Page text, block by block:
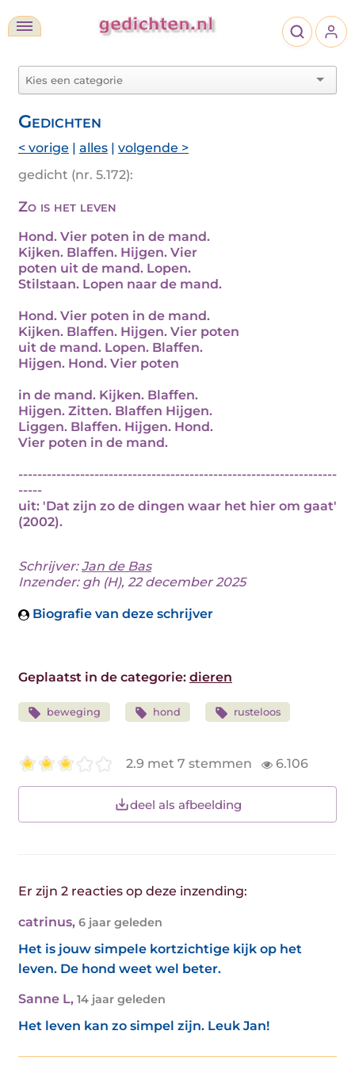
Gedichten
< vorige | alles | volgende >
gedicht (nr. 5.172):
Zo is het leven
Hond. Vier poten in de mand.
Kijken. Blaffen. Hijgen. Vier
poten uit de mand. Lopen.
Stilstaan. Lopen naar de mand.
Hond. Vier poten in de mand.
Kijken. Blaffen. Hijgen. Vier poten
uit de mand. Lopen. Blaffen.
Hijgen. Hond. Vier poten
in de mand. Kijken. Blaffen.
Hijgen. Zitten. Blaffen Hijgen.
Liggen. Blaffen. Hijgen. Hond.
Vier poten in de mand.
-------------------------------------------------------------------
-----
uit: 'Dat zijn zo de dingen waar het hier om gaat'
(2002).
Schrijver:Jan de Bas
Inzender: gh (H), 22 december 2025
Biografie van deze schrijver
Geplaatst in de categorie: dieren
beweging hond rusteloos
2.9 met 7 stemmen 6.106
deel als afbeelding
Er zijn 2 reacties op deze inzending:
catrinus, 6 jaar geleden
Het is jouw simpele kortzichtige kijk op het
leven. De hond weet wel beter.
Sanne L, 14 jaar geleden
Het leven kan zo simpel zijn. Leuk Jan!